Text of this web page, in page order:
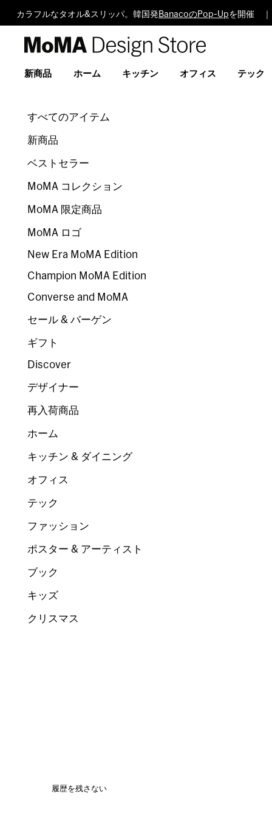
カラフルなタオル&スリッパ。韓国発 BanacoのPop-Upを開催
Design
新商品 ホーム キッチン オフィス テック
すべてのアイテム
新商品
ベストセラー
MoMA コレクション
MoMA 限定商品
MoMA ロゴ
New Era MoMA Edition
Champion MoMA Edition
Converse and MoMA
セール & バーゲン
ギフト
Discover
デザイナー
再入荷商品
ホーム
キッチン & ダイニング
オフィス
テック
ファッション
ポスター & アーティスト
ブック
キッズ
クリスマス
履歴を残さない